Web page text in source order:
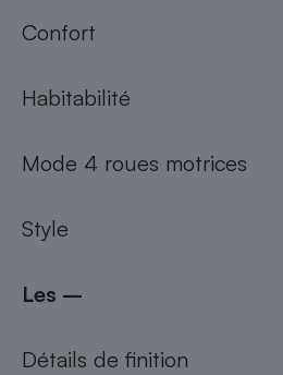
Confort
Habitabilité
Mode 4 roues motrices
Style
Les –
Détails de finition